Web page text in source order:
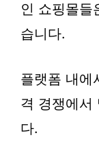
인 쇼핑몰들
습니다.
플랫폼 내에
격 경쟁에서
다.